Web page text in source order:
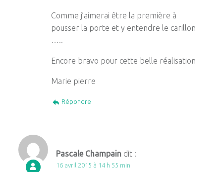
Comme j’aimerai être la première à
pousser la porte et y entendre le carillon
…..
Encore bravo pour cette belle réalisation
Marie pierre
Répondre
Pascale Champain dit :
16 avril 2015 à 14 h 55 min